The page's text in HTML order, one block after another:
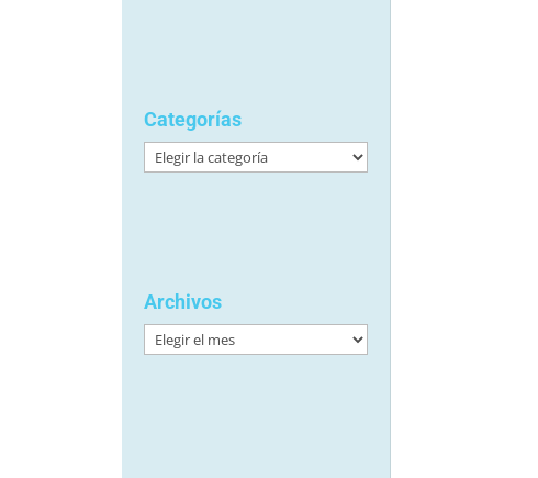
Categorías
Categorías
Archivos
Archivos